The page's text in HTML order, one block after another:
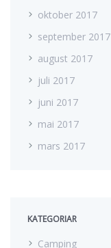
oktober 2017
september 2017
august 2017
juli 2017
juni 2017
mai 2017
mars 2017
KATEGORIAR
Camping